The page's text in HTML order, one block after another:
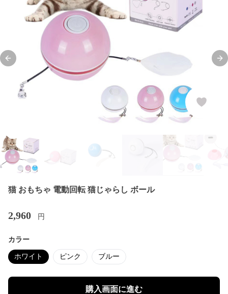
Previous slide
猫 おもちゃ 電動回転 猫じゃらし ボール
2,960 円
カラー
ホワイト ピンク ブルー
購入画面に進む